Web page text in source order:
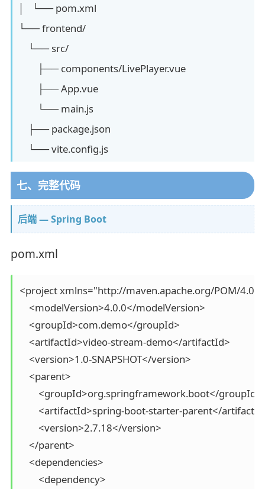
│ └── pom.xml
└── frontend/
└── src/
├── components/LivePlayer.vue
├── App.vue
└── main.js
├── package.json
└── vite.config.js
七、完整代码
后端 — Spring Boot
pom.xml
<project xmlns="http://maven.apache.org/POM/
    <modelVersion>4.0.0</modelVersion>
    <groupId>com.demo</groupId>
    <artifactId>video-stream-demo</artifactId>
    <version>1.0-SNAPSHOT</version>
    <parent>
        <groupId>org.springframework.boot</groupId>
<artifactId>spring-boot-starter-parent</
        <version>2.7.18</version>
    </parent>
    <dependencies>
        <dependency>